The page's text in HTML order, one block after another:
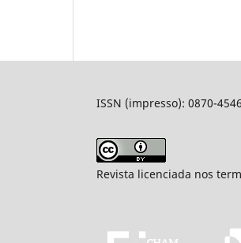
ISSN (impresso): 0870-
Revista licenciada nos